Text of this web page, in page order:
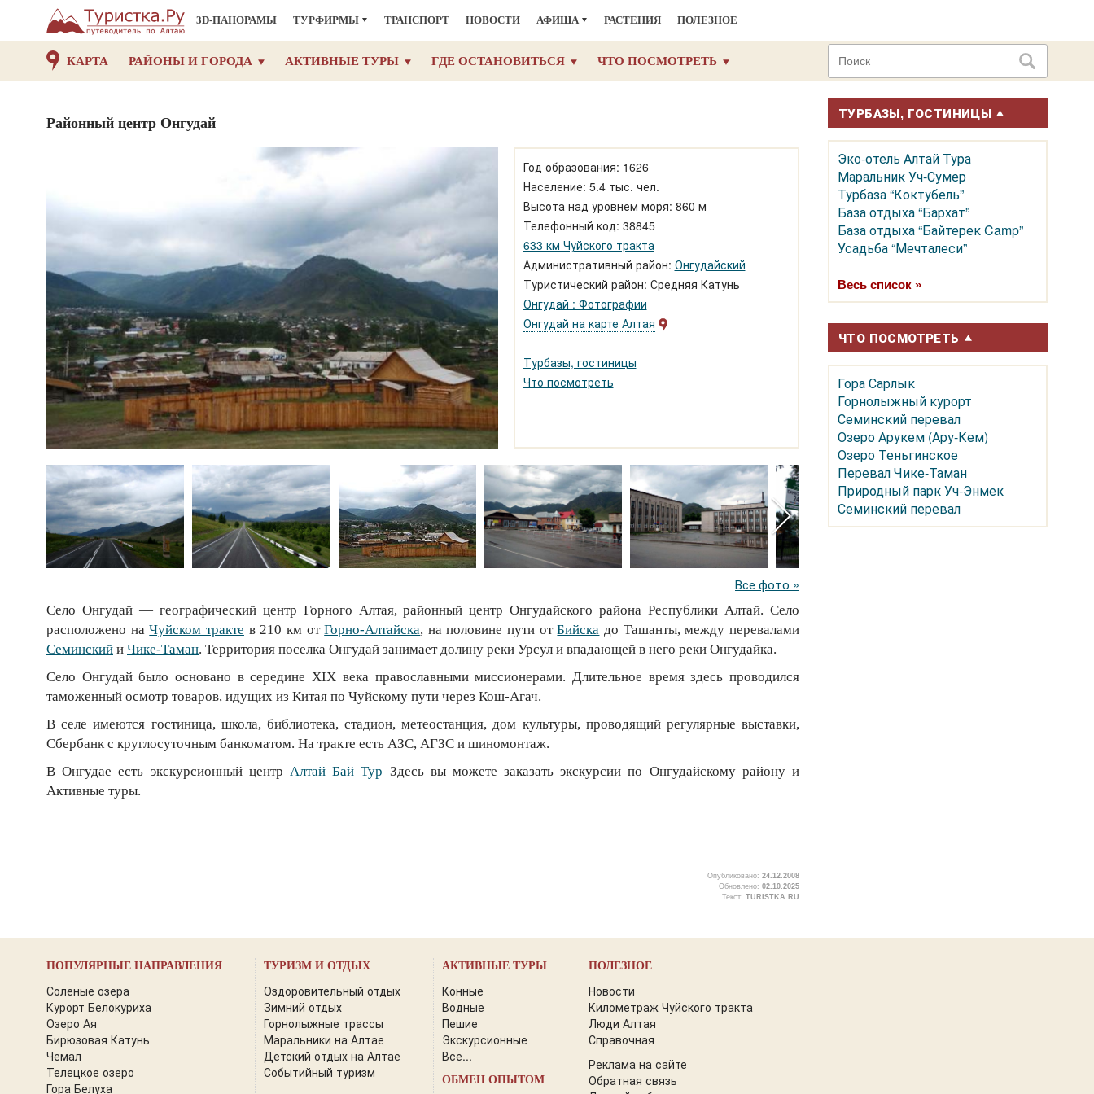
3D-ПАНОРАМЫ ТУРФИРМЫ ТРАНСПОРТ НОВОСТИ АФИША РАСТЕНИЯ ПОЛЕЗНОЕ
КАРТА РАЙОНЫ И ГОРОДА АКТИВНЫЕ ТУРЫ ГДЕ ОСТАНОВИТЬСЯ ЧТО ПОСМОТРЕТЬ
Районный центр Онгудай
Год образования: 1626
Население: 5.4 тыс. чел.
Высота над уровнем моря: 860 м
Телефонный код: 38845
633 км Чуйского тракта
Административный район: Онгудайский
Туристический район: Средняя Катунь
Онгудай : Фотографии
Онгудай на карте Алтая
Турбазы, гостиницы
Что посмотреть
Все фото »
Село Онгудай — географический центр Горного Алтая, районный центр Онгудайского района Республики Алтай. Село
расположено наЧуйском тракте в 210 км отГорно-Алтайска, на половине пути отБийска до Ташанты, между перевалами
Семинский и Чике-Таман. Территория поселка Онгудай занимает долину реки Урсул и впадающей в него реки Онгудайка.
Село Онгудай было основано в середине XIX века православными миссионерами. Длительное время здесь проводился
таможенный осмотр товаров, идущих из Китая по Чуйскому пути через Кош-Агач.
В селе имеются гостиница, школа, библиотека, стадион, метеостанция, дом культуры, проводящий регулярные выставки,
Сбербанк с круглосуточным банкоматом. На тракте есть АЗС, АГЗС и шиномонтаж.
В Онгудае есть экскурсионный центр Алтай Бай Тур Здесь вы можете заказать экскурсии по Онгудайскому району и
Активные туры.
Опубликовано: 24.12.2008
Обновлено: 02.10.2025
Текст: TURISTKA.RU
ТУРБАЗЫ, ГОСТИНИЦЫ
Эко-отель Алтай Тура
Маральник Уч-Сумер
Турбаза “Коктубель”
База отдыха “Бархат”
База отдыха “Байтерек Camp”
Усадьба “Мечталеси”
Весь список »
ЧТО ПОСМОТРЕТЬ
Гора Сарлык
Горнолыжный курорт
Семинский перевал
Озеро Арукем (Ару-Кем)
Озеро Теньгинское
Перевал Чике-Таман
Природный парк Уч-Энмек
Семинский перевал
ПОПУЛЯРНЫЕ НАПРАВЛЕНИЯ
Соленые озера
Курорт Белокуриха
Озеро Ая
Бирюзовая Катунь
Чемал
Телецкое озеро
Гора Белуха
ТУРИЗМ И ОТДЫХ
Оздоровительный отдых
Зимний отдых
Горнолыжные трассы
Маральники на Алтае
Детский отдых на Алтае
Событийный туризм
АКТИВНЫЕ ТУРЫ
Конные
Водные
Пешие
Экскурсионные
Все...
ОБМЕН ОПЫТОМ
ПОЛЕЗНОЕ
Новости
Километраж Чуйского тракта
Люди Алтая
Справочная
Реклама на сайте
Обратная связь